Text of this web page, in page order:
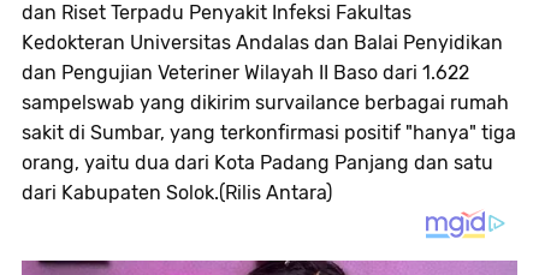
dan Riset Terpadu Penyakit Infeksi Fakultas
Kedokteran Universitas Andalas dan Balai Penyidikan
dan Pengujian Veteriner Wilayah II Baso dari 1.622
sampelswab yang dikirim survailance berbagai rumah
sakit di Sumbar, yang terkonfirmasi positif "hanya" tiga
orang, yaitu dua dari Kota Padang Panjang dan satu
dari Kabupaten Solok.(Rilis Antara)